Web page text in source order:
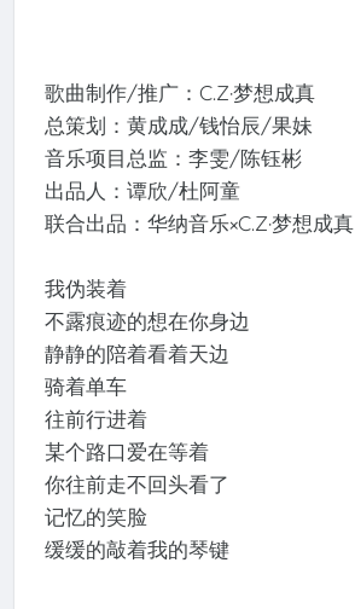
歌曲制作/推广：C.Z·梦想成真
总策划：黄成成/钱怡辰/果妹
音乐项目总监：李雯/陈钰彬
出品人：谭欣/杜阿童
联合出品：华纳音乐×C.Z·梦想成真
我伪装着
不露痕迹的想在你身边
静静的陪着看着天边
骑着单车
往前行进着
某个路口爱在等着
你往前走不回头看了
记忆的笑脸
缓缓的敲着我的琴键